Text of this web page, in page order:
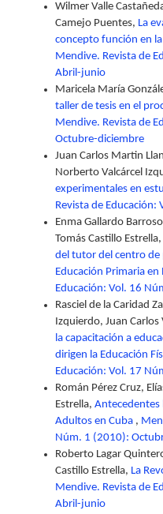
Wilmer Valle
Camejo Puentes, La
concepto función en
Mendive. Revista de
Abril-junio
Maricela María
taller de tesis en el
Mendive. Revista de
Octubre-diciembre
Juan Carlos Martin
Norberto Valcárcel
experimentales en
Revista de
Enma Gallardo
Tomás Castillo Estrella,
del tutor del centro de
Educación Primaria en
Educación: Vol. 16
Rasciel de la Caridad
Izquierdo, Juan Carlos
la capacitación a
dirigen la Educación
Educación: Vol. 17
Román Pérez Cruz,
Estrella, Antecedentes
Adultos en Cuba ,
Núm. 1 (2010):
Roberto Lagar
Castillo Estrella, La
Mendive. Revista de
Abril-junio